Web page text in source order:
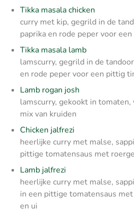
Tikka masala chicken
curry met kip, gegrild in de
paprika en rode peper voor
Tikka masala lamb
lamscurry, gegrild in de
en rode peper voor een pittig
Lamb rogan josh
lamscurry, gekookt in
mix van kruiden
Chicken jalfrezi
heerlijke curry met malse,
pittige tomatensaus met
Lamb jalfrezi
heerlijke curry met malse,
in een pittige tomatensaus
en ui